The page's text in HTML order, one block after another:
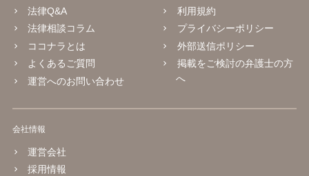
法律Q&A
法律相談コラム
ココナラとは
よくあるご質問
運営へのお問い合わせ
利用規約
プライバシーポリシー
外部送信ポリシー
掲載をご検討の弁護士の方
へ
会社情報
運営会社
採用情報